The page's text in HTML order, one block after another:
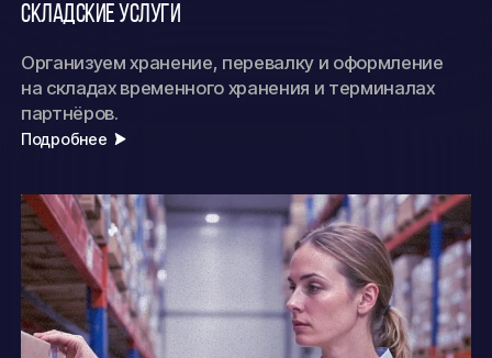
Складские услуги
Организуем хранение, перевалку и оформление
на складах временного хранения и терминалах
партнёров.
Подробнее